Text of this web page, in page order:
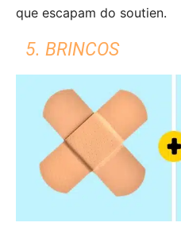
que escapam do soutien.
5. BRINCOS